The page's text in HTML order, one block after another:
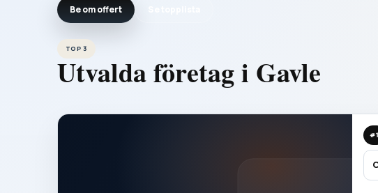
Be om offert
TOP 3
Utvalda företag i Gavle
#1